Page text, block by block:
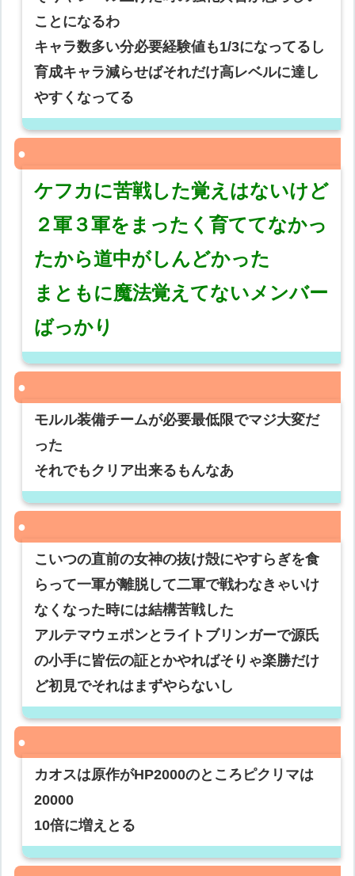
ことになるわ
キャラ数多い分必要経験値も1/3になってるし
育成キャラ減らせばそれだけ高レベルに達し
やすくなってる
ケフカに苦戦した覚えはないけど
２軍３軍をまったく育ててなかっ
たから道中がしんどかった
まともに魔法覚えてないメンバー
ばっかり
モルル装備チームが必要最低限でマジ大変だ
った
それでもクリア出来るもんなあ
こいつの直前の女神の抜け殻にやすらぎを食
らって一軍が離脱して二軍で戦わなきゃいけ
なくなった時には結構苦戦した
アルテマウェポンとライトブリンガーで源氏
の小手に皆伝の証とかやればそりゃ楽勝だけ
ど初見でそれはまずやらないし
カオスは原作がHP2000のところピクリマは
20000
10倍に増えとる